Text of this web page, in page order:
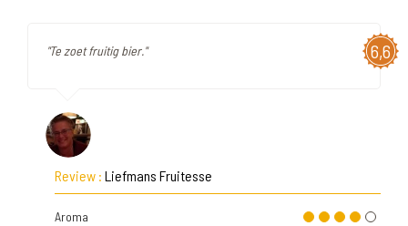
6,6
"Te zoet fruitig bier."
Review : Liefmans Fruitesse
Aroma